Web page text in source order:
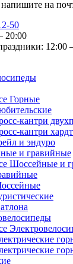
напишите на
50
20:00
12:00
Горные
кантри
кантри
и эндуро
и гравийные
Шоссейные и